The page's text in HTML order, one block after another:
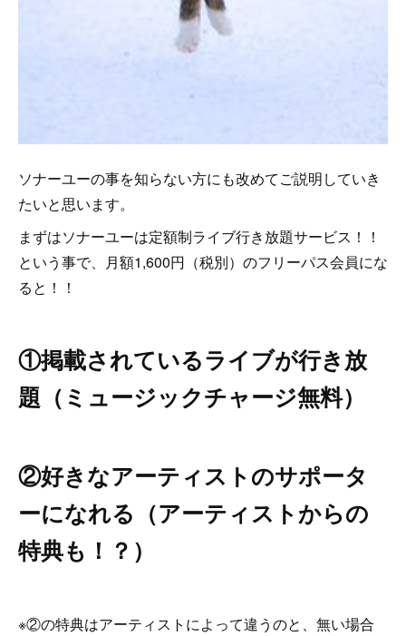
ソナーユーの事を知らない方にも改めてご説明していき
たいと思います。
まずはソナーユーは定額制ライブ行き放題サービス！！
という事で、月額1,600円（税別）のフリーパス会員にな
ると！！
①掲載されているライブが行き放
題（ミュージックチャージ無料）
②好きなアーティストのサポータ
ーになれる（アーティストからの
特典も！？）
※②の特典はアーティストによって違うのと、無い場合